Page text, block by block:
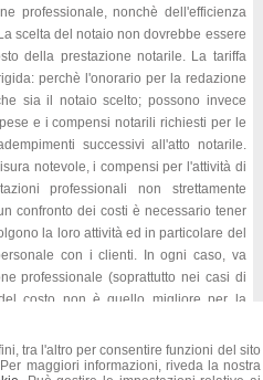
tra l'altro per consentire funzioni del sito
maggiori informazioni, riveda la nostra
professionale, nonchè dell'efficienza
scelta del notaio non dovrebbe essere
della prestazione notarile. La tariffa
perchè l'onorario per la redazione
sia il notaio scelto; possono invece
e i compensi notarili richiesti per le
successivi all'atto notarile.
notevole, i compensi per l'attività di
professionali non strettamente
confronto dei costi è necessario tener
la loro attività ed in particolare del
con i clienti. In ogni caso, va
professionale (soprattutto nei casi di
costo non è quello migliore per la
tratto dawww.notariato.it